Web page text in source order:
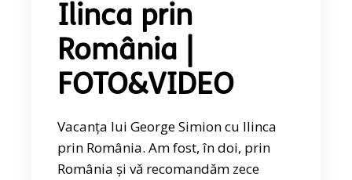
Ilinca prin
România |
FOTO&VIDEO
Vacanța lui George Simion cu Ilinca
prin România. Am fost, în doi, prin
România și vă recomandăm zece